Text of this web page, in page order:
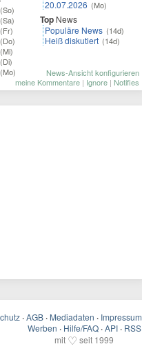
(So)
(Sa)
(Fr)
(Do)
(Mi)
(Di)
(Mo)
20.07.2026 (Mo)
Top News
Populäre News (14d)
Heiß diskutiert (14d)
News-Ansicht konfigurieren
meine Kommentare | Ignore | Notifies
· AGB · Mediadaten · Impressum
Werben · Hilfe/FAQ · API · RSS
mit ♡ seit 1999